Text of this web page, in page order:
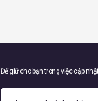
Để giữ cho bạn trong việc cập